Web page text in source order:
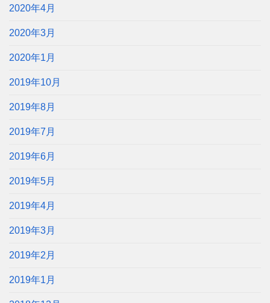
2020年4月
2020年3月
2020年1月
2019年10月
2019年8月
2019年7月
2019年6月
2019年5月
2019年4月
2019年3月
2019年2月
2019年1月